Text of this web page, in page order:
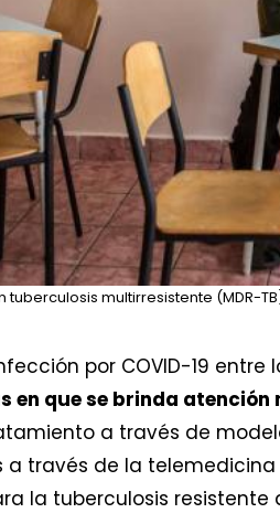
tuberculosis multirresistente (MDR-
por COVID-19 entre
en que se brinda atención
a través de
través de la
la tuberculosis